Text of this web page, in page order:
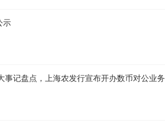
示
事记盘点，上海农发行宣布开办数币对公业务